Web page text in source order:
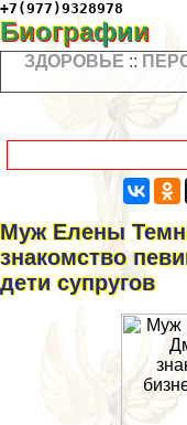
+7(977)9328978
Биографии
ЗДОРОВЬЕ ::
Муж Елены
знакомство
дети супругов